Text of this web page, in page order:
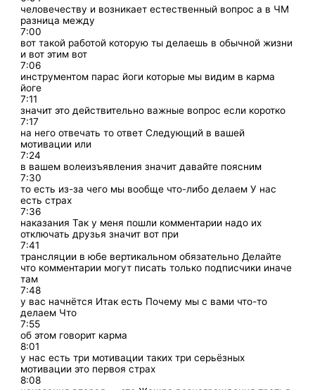
человечеству и возникает естественный вопрос а в ЧМ
разница между
7:00
вот такой работой которую ты делаешь в обычной жизни
и вот этим вот
7:06
инструментом парас йоги которые мы видим в карма
йоге
7:11
значит это действительно важные вопрос если коротко
7:17
на него отвечать то ответ Следующий в вашей
мотивации или
7:24
в вашем волеизъявления значит давайте поясним
7:30
то есть из-за чего мы вообще что-либо делаем У нас
есть страх
7:36
наказания Так у меня пошли комментарии надо их
отключать друзья значит вот при
7:41
трансляции в юбе вертикальном обязательно Делайте
что комментарии могут писать только подписчики иначе
там
7:48
у вас начнётся Итак есть Почему мы с вами что-то
делаем Что
7:55
об этом говорит карма
8:01
у нас есть три мотивации таких три серьёзных
мотивации это первоя страх
8:08